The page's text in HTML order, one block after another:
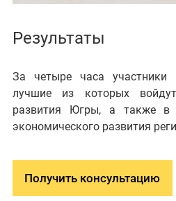
Результаты
За четыре часа участники
лучшие из которых
развития Югры, а также в
экономического развития
Получить консультацию